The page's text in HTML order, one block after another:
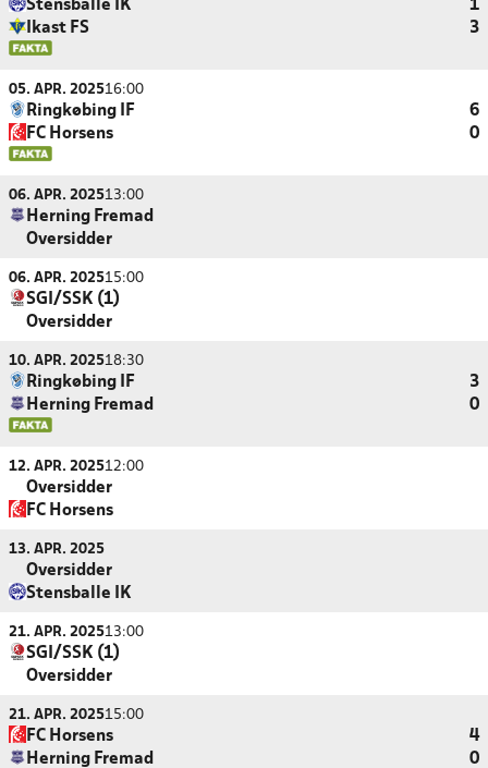
Stensballe IK
1
Ikast FS
3
05. APR. 202516:00
Ringkøbing IF
6
FC Horsens
0
06. APR. 202513:00
Herning Fremad
Oversidder
06. APR. 202515:00
SGI/SSK (1)
Oversidder
10. APR. 202518:30
Ringkøbing IF
3
Herning Fremad
0
12. APR. 202512:00
Oversidder
FC Horsens
13. APR. 2025
Oversidder
Stensballe IK
21. APR. 202513:00
SGI/SSK (1)
Oversidder
21. APR. 202515:00
FC Horsens
4
Herning Fremad
0